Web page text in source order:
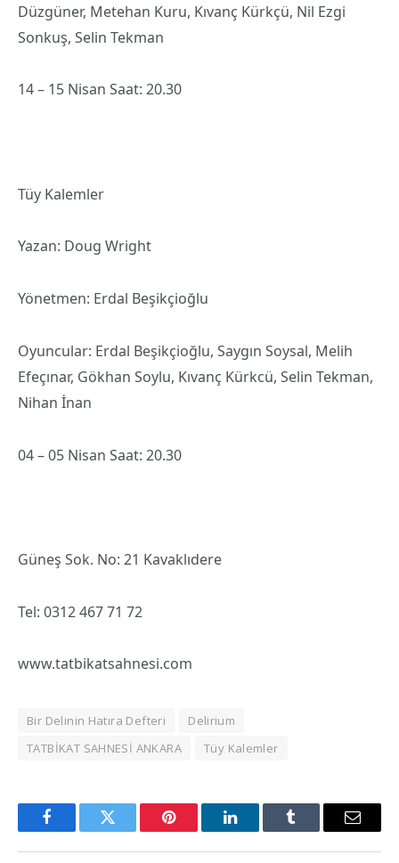
Düzgüner, Metehan Kuru, Kıvanç Kürkçü, Nil Ezgi
Sonkuş, Selin Tekman
14 – 15 Nisan Saat: 20.30
Tüy Kalemler
Yazan: Doug Wright
Yönetmen: Erdal Beşikçioğlu
Oyuncular: Erdal Beşikçioğlu, Saygın Soysal, Melih
Efeçınar, Gökhan Soylu, Kıvanç Kürkcü, Selin Tekman,
Nihan İnan
04 – 05 Nisan Saat: 20.30
Güneş Sok. No: 21 Kavaklıdere
Tel: 0312 467 71 72
www.tatbikatsahnesi.com
Bir Delinin Hatıra Defteri
Delirium
TATBİKAT SAHNESİ ANKARA
Tüy Kalemler
FacebookTwitter Pinterest LinkedInTumblr Email